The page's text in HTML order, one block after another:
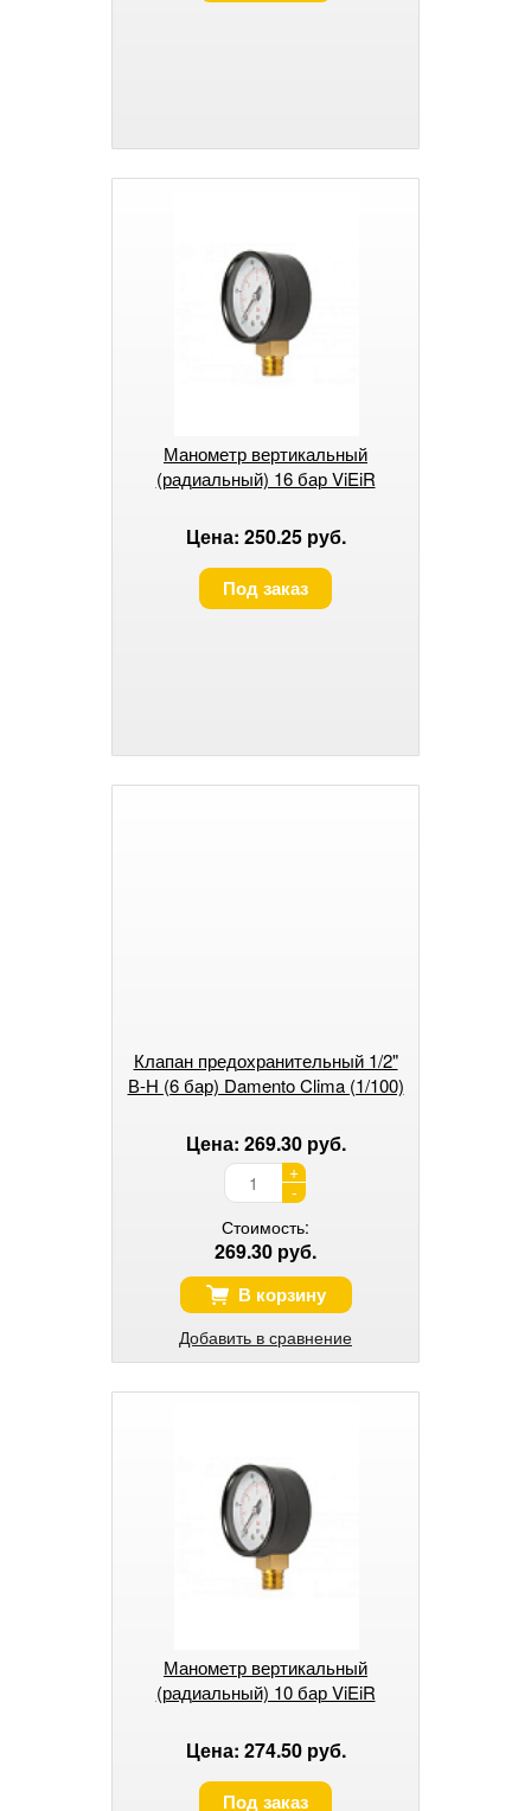
Манометр вертикальный
(радиальный) 16 бар ViEiR
Цена: 250.25 руб.
Под заказ
Клапан предохранительный 1/2"
В-Н (6 бар) Damento Clima (1/100)
Цена: 269.30 руб.
+
-
Стоимость:
269.30 руб.
В корзину
Добавить в сравнение
Манометр вертикальный
(радиальный) 10 бар ViEiR
Цена: 274.50 руб.
Под заказ